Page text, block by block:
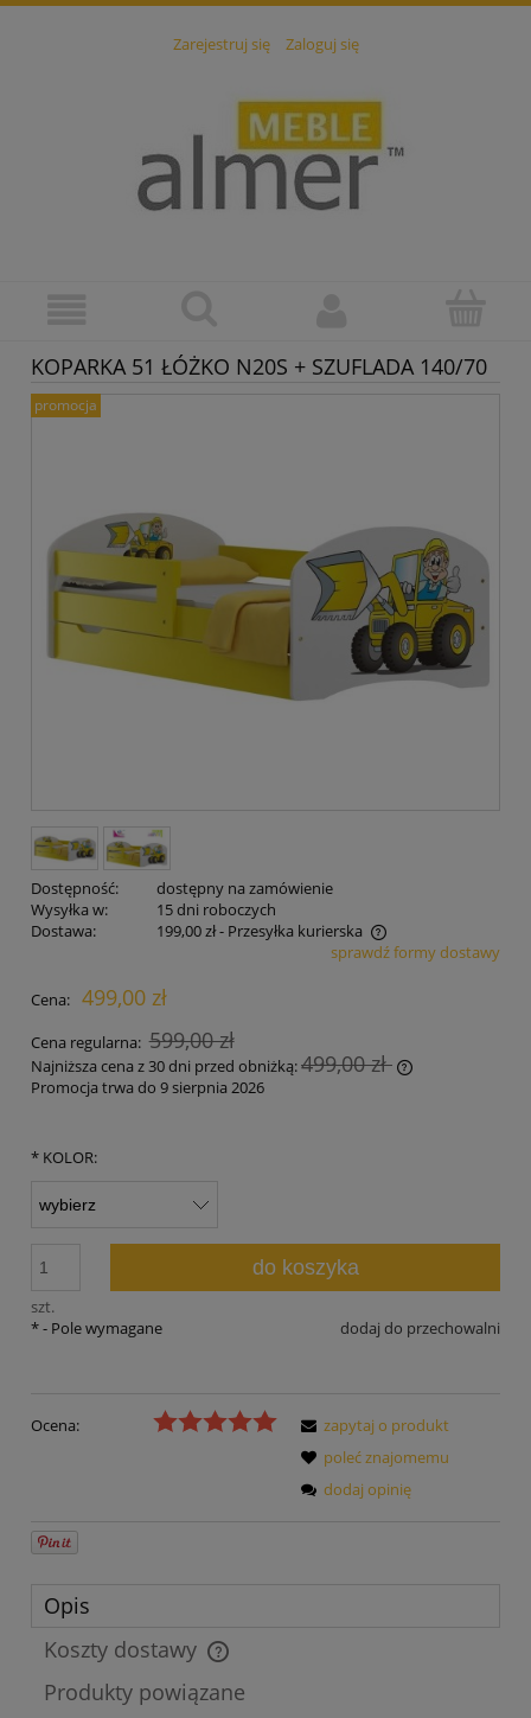
Zarejestruj się Zaloguj się
KOPARKA 51 ŁÓŻKO N20S + SZUFLADA 140/70
promocja
Dostępność:
dostępny na zamówienie
Wysyłka w:
15 dni roboczych
Dostawa:
199,00 zł- Przesyłka kurierska
Cena nie zawiera ewentualnych kosztów płatnościsprawdź formy dostawy
Cena: 499,00 zł
Cena regularna: 599,00 zł
Najniższa cena z 30 dni przed obniżką:499,00 zł
Promocja trwa do 9 sierpnia 2026
* KOLOR:
szt.
do koszyka
dodaj do przechowalni
*- Pole wymagane
Ocena:
zapytaj o produkt
poleć znajomemu
dodaj opinię
Opis
Koszty dostawy
Cena nie zawiera ewentualnych kosztów płatności
Produkty powiązane